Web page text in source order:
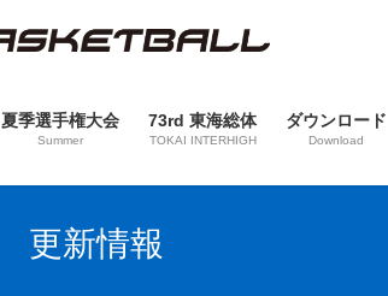
夏季選手権大会
Summer
73rd 東海総体
TOKAI INTERHIGH
ダウンロード
Download
更新情報